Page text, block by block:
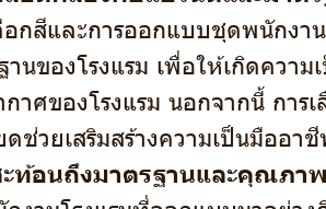
อกสีและการออกแบบชุดพนักงา
านของโรงแรม เพื่อให้เกิดคว
กาศของโรงแรม นอกจากนี้ กา
ดช่วยเสริมสร้างความเป็นมืออา
ท้อนถึงมาตรฐานและคุณภา